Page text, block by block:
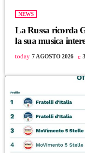
NEWS
La Russa ricorda
la sua musica
today 7 AGOSTO 2026 3